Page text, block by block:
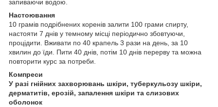
запиваючи водою.
Настоювання
10 грамів подрібнених коренів залити 100 грами спирту,
настояти 7 днів у темному місці періодично збовтуючи,
процідити. Вживати по 40 крапель 3 рази на день, за 10
хвилин до їди. Пити 40 днів, потім 10 днів перерву та можна
повторити курс за потреби.
Компреси
У разі гнійних захворювань шкіри, туберкульозу шкіри,
дерматитів, ерозій, запалення шкіри та слизових
оболонок